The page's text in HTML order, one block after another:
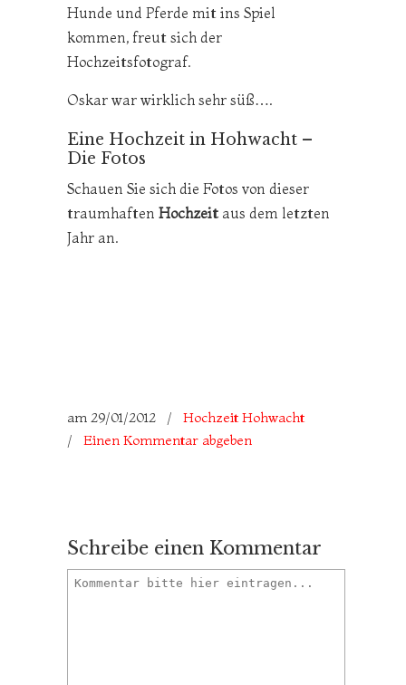
Hunde und Pferde mit ins Spiel
kommen, freut sich der
Hochzeitsfotograf.
Oskar war wirklich sehr süß….
Eine Hochzeit in Hohwacht –
Die Fotos
Schauen Sie sich die Fotos von dieser
traumhaften Hochzeitaus dem letzten
Jahr an.
am 29/01/2012 /
Hochzeit Hohwacht
/ Einen Kommentar abgeben
Schreibe einen Kommentar